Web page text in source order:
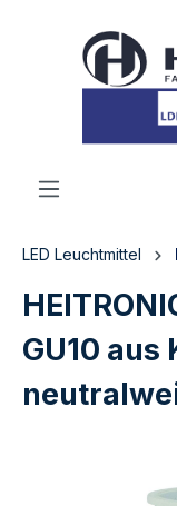
LED Leuchtmittel
GU10